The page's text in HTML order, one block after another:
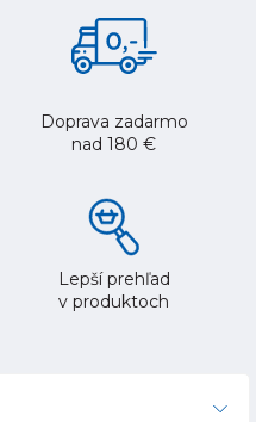
Doprava zadarmo
nad 180 €
Lepší prehľad
v produktoch